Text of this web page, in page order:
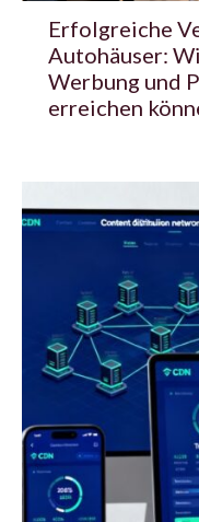
Erfolgreiche
Autohäuser:
Werbung und
erreichen